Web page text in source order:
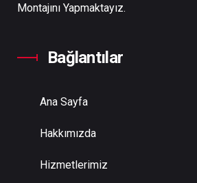
Montajını Yapmaktayız.
Bağlantılar
Ana Sayfa
Hakkımızda
Hizmetlerimiz